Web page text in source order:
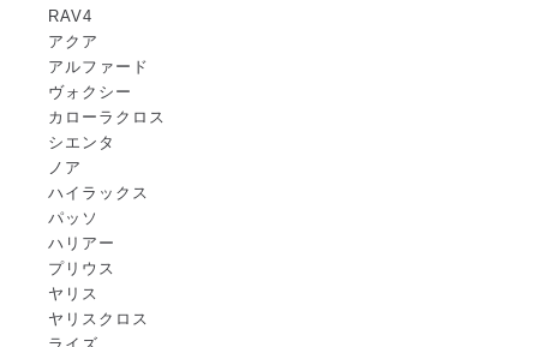
RAV4
アクア
アルファード
ヴォクシー
カローラクロス
シエンタ
ノア
ハイラックス
パッソ
ハリアー
プリウス
ヤリス
ヤリスクロス